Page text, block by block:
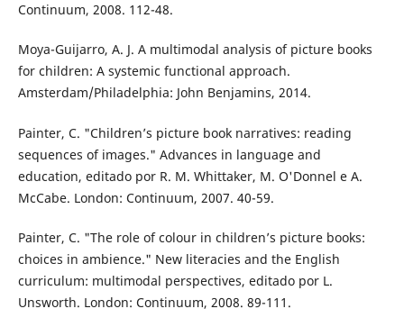
Continuum, 2008. 112-48.
Moya-Guijarro, A. J. A multimodal analysis of picture books
for children: A systemic functional approach.
Amsterdam/Philadelphia: John Benjamins, 2014.
Painter, C. "Children’s picture book narratives: reading
sequences of images." Advances in language and
education, editado por R. M. Whittaker, M. O'Donnel e A.
McCabe. London: Continuum, 2007. 40-59.
Painter, C. "The role of colour in children’s picture books:
choices in ambience." New literacies and the English
curriculum: multimodal perspectives, editado por L.
Unsworth. London: Continuum, 2008. 89-111.